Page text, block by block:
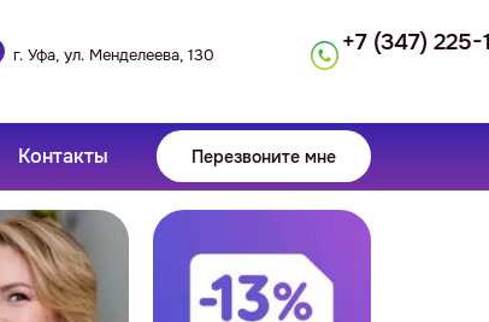
г. Уфа, ул. Менделеева, 130 +7 (347)
Контакты Перезвоните мне